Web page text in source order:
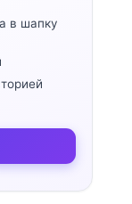
в шапку